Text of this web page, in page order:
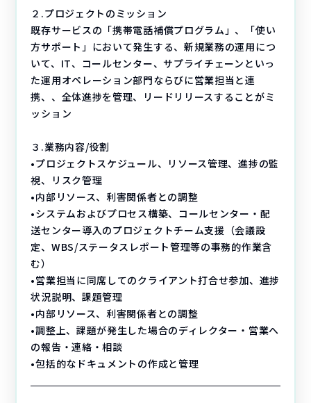
２.プロジェクトのミッション
既存サービスの「携帯電話補償プログラム」、「使い
方サポート」において発生する、新規業務の運用につ
いて、IT、コールセンター、サプライチェーンといっ
た運用オペレーション部門ならびに営業担当と連
携、、全体進捗を管理、リードリリースすることがミ
ッション
３.業務内容/役割
•プロジェクトスケジュール、リソース管理、進捗の監
視、リスク管理
•内部リソース、利害関係者との調整
•システムおよびプロセス構築、コールセンター・配
送センター導入のプロジェクトチーム支援（会議設
定、WBS/ステータスレポート管理等の事務的作業含
む）
•営業担当に同席してのクライアント打合せ参加、進捗
状況説明、課題管理
•内部リソース、利害関係者との調整
•調整上、課題が発生した場合のディレクター・営業へ
の報告・連絡・相談
•包括的なドキュメントの作成と管理